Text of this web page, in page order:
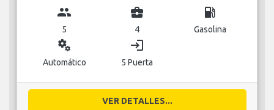
group
5
business_center
4
local_gas_station
Gasolina
miscellaneous_services
Automático
login
5 Puerta
VER DETALLES...